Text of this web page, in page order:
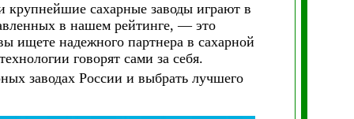
крупнейшие сахарные заводы играют в
в нашем рейтинге, — это
ищете надежного партнера в сахарной
говорят сами за себя.
заводах России и выбрать лучшего